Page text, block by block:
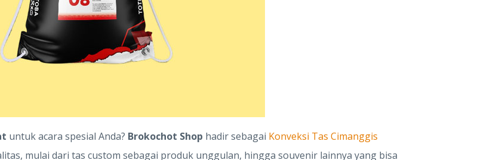
untuk acara spesial Anda? Brokochot Shop hadir sebagai Konveksi Tas Cimanggis
mulai dari tas custom sebagai produk unggulan, hingga souvenir lainnya yang bisa